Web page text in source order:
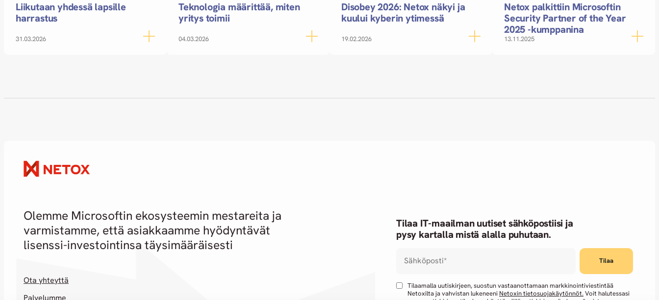
Liikutaan yhdessä lapsille
harrastus
31.03.2026
Teknologia määrittää, miten
yritys toimii
04.03.2026
Disobey 2026: Netox näkyi ja
kuului kyberin ytimessä
19.02.2026
Netox palkittiin Microsoftin
Security Partner of the Year
2025 -kumppanina
13.11.2025
Olemme Microsoftin ekosysteemin mestareita ja
varmistamme, että asiakkaamme hyödyntävät
lisenssi-investointinsa täysimääräisesti
Ota yhteyttä
Palvelumme
Tilaa IT-maailman uutiset sähköpostiisi ja
pysy kartalla mistä alalla puhutaan.
Sähköposti*
Tilaamalla uutiskirjeen, suostun vastaanottamaan markkinointiviestintää
Netoxilta ja vahvistan lukeneeni Netoxin tietosuojakäytönnöt.Voit halutessasi